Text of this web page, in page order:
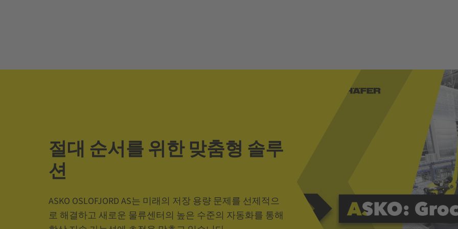
절대 순서를 위한 맞춤형 솔루
션
ASKO OSLOFJORD AS는 미래의 저장 용량 문제를 선제적으
로 해결하고 새로운 물류센터의 높은 수준의 자동화를 통해